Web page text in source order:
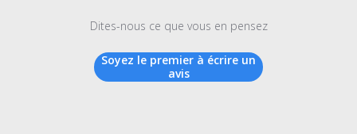
Dites-nous ce que vous en pensez
Soyez le premier à écrire un
avis